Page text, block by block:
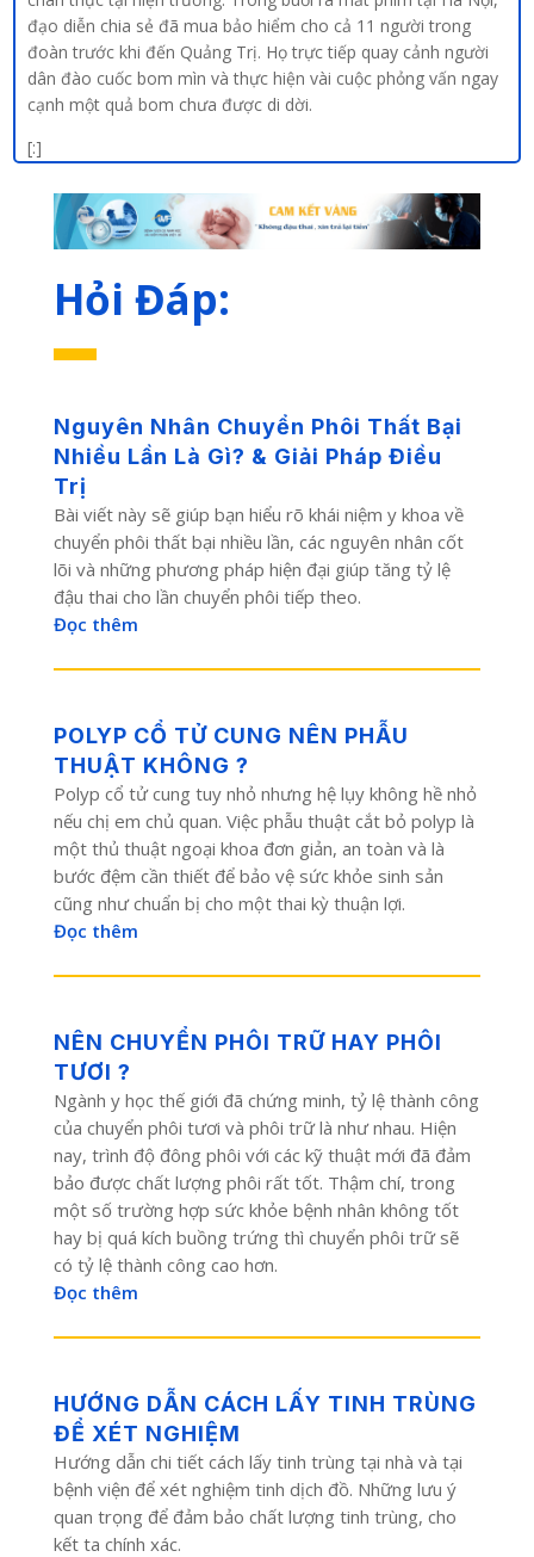
đạo diễn chia sẻ đã mua bảo hiểm cho cả 11 người trong
đoàn trước khi đến Quảng Trị. Họ trực tiếp quay cảnh người
dân đào cuốc bom mìn và thực hiện vài cuộc phỏng vấn ngay
cạnh một quả bom chưa được di dời.
[:]
Hỏi Đáp:
Nguyên Nhân Chuyển Phôi Thất Bại
Nhiều Lần Là Gì? & Giải Pháp Điều
Trị
Bài viết này sẽ giúp bạn hiểu rõ khái niệm y khoa về
chuyển phôi thất bại nhiều lần, các nguyên nhân cốt
lõi và những phương pháp hiện đại giúp tăng tỷ lệ
đậu thai cho lần chuyển phôi tiếp theo.
Đọc thêm
POLYP CỔ TỬ CUNG NÊN PHẪU
THUẬT KHÔNG ?
Polyp cổ tử cung tuy nhỏ nhưng hệ lụy không hề nhỏ
nếu chị em chủ quan. Việc phẫu thuật cắt bỏ polyp là
một thủ thuật ngoại khoa đơn giản, an toàn và là
bước đệm cần thiết để bảo vệ sức khỏe sinh sản
cũng như chuẩn bị cho một thai kỳ thuận lợi.
Đọc thêm
NÊN CHUYỂN PHÔI TRỮ HAY PHÔI
TƯƠI ?
Ngành y học thế giới đã chứng minh, tỷ lệ thành công
của chuyển phôi tươi và phôi trữ là như nhau. Hiện
nay, trình độ đông phôi với các kỹ thuật mới đã đảm
bảo được chất lượng phôi rất tốt. Thậm chí, trong
một số trường hợp sức khỏe bệnh nhân không tốt
hay bị quá kích buồng trứng thì chuyển phôi trữ sẽ
có tỷ lệ thành công cao hơn.
Đọc thêm
HƯỚNG DẪN CÁCH LẤY TINH TRÙNG
ĐỂ XÉT NGHIỆM
Hướng dẫn chi tiết cách lấy tinh trùng tại nhà và tại
bệnh viện để xét nghiệm tinh dịch đồ. Những lưu ý
quan trọng để đảm bảo chất lượng tinh trùng, cho
kết ta chính xác.